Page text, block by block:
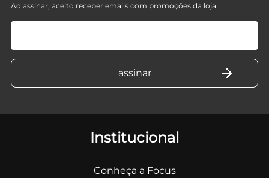
Ao assinar, aceito receber emails com promoções da loja
Institucional
Conheça a Focus